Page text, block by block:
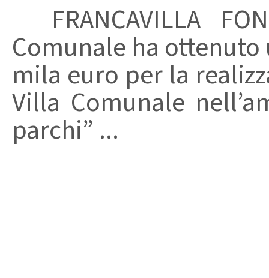
FRANCAVILLA
Comunale ha
mila euro per la
Villa Comunale
parchi” ...